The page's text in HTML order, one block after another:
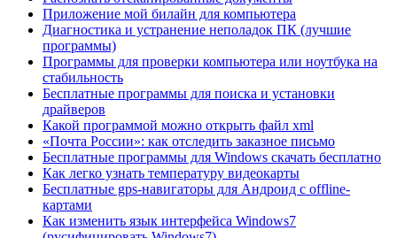
Приложение мой билайн для компьютера
Диагностика и устранение неполадок ПК (лучшие
программы)
Программы для проверки компьютера или ноутбука на
стабильность
Бесплатные программы для поиска и установки
драйверов
Какой программой можно открыть файл xml
«Почта России»: как отследить заказное письмо
Бесплатные программы для Windows скачать бесплатно
Как легко узнать температуру видеокарты
Бесплатные gps-навигаторы для Андроид с offline-
картами
Как изменить язык интерфейса Windows7